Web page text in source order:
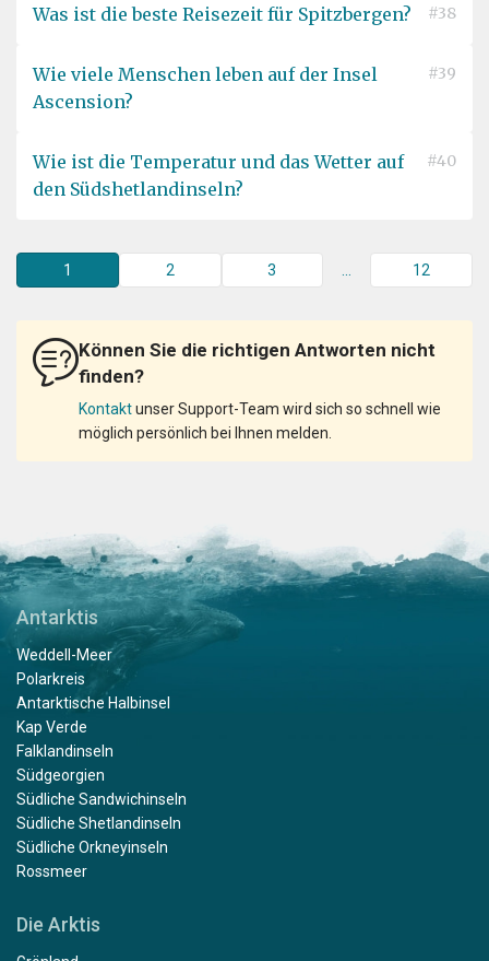
Was ist die beste Reisezeit für Spitzbergen? #38
Wie viele Menschen leben auf der Insel
Ascension?
#39
Wie ist die Temperatur und das Wetter auf
den Südshetlandinseln?
#40
1 2 3 12
Können Sie die richtigen Antworten nicht
finden?
Kontaktunser Support-Team wird sich so schnell wie
möglich persönlich bei Ihnen melden.
Antarktis
Weddell-Meer
Polarkreis
Antarktische Halbinsel
Kap Verde
Falklandinseln
Südgeorgien
Südliche Sandwichinseln
Südliche Shetlandinseln
Südliche Orkneyinseln
Rossmeer
Die Arktis